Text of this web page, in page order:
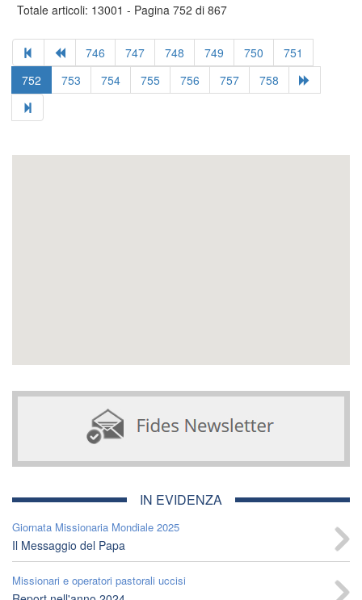
Totale articoli: 13001 - Pagina 752 di 867
746 747 748 749 750
751
752
753 754 755 756 757 758
IN EVIDENZA
Giornata Missionaria Mondiale 2025
Il Messaggio del Papa
Missionari e operatori pastorali uccisi